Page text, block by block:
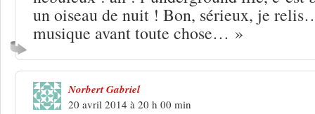
un oiseau de nuit ! Bon, sérieux, je
musique avant toute chose… »
Norbert Gabriel
20 avril 2014 à 20 h 00 min